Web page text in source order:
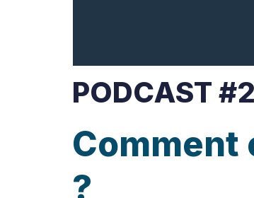
PODCAST #2
Comment
?